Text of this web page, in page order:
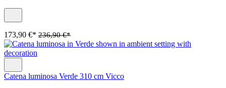
173,90 €* 236,90 €*
Catena luminosa Verde 310 cm Vicco